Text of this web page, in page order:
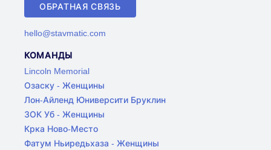
ОБРАТНАЯ СВЯЗЬ
hello@stavmatic.com
КОМАНДЫ
Lincoln Memorial
Озаску - Женщины
Лон-Айленд Юниверсити Бруклин
ЗОК Уб - Женщины
Крка Ново-Место
Фатум Ньиредьхаза - Женщины